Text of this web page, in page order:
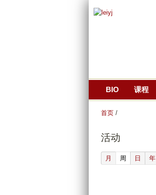
BIO 课程
首页 /
活动
月 周 (active tab)
日 年